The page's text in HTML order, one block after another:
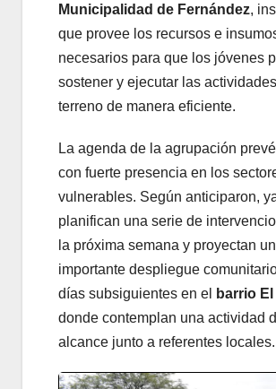
Municipalidad de Fernández,
que provee los recursos e
necesarios para que los jóvenes
sostener y ejecutar las
terreno de manera eficiente.
La agenda de la agrupación
con fuerte presencia en los
vulnerables. Según anticiparon,
planifican una serie de
la próxima semana y proyectan un
importante despliegue
días subsiguientes en el
barrio
donde contemplan una actividad
alcance junto a referentes locales.